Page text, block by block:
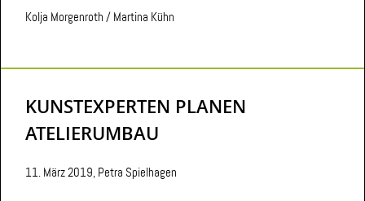
Kolja Morgenroth / Martina Kühn
KUNSTEXPERTEN PLANEN
ATELIERUMBAU
11. März 2019, Petra Spielhagen